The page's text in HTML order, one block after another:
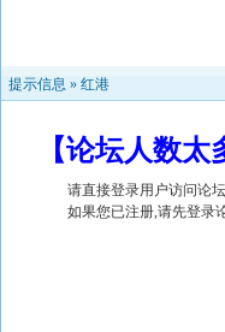
提示信息 » 红港
【论坛人数
请直接登录用户访问论
如果您已注册,请先登录